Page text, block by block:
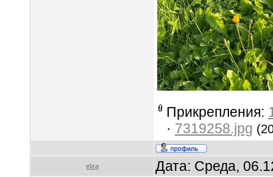
Прикрепления:
· 7319258.jpg
elza Дата: Среда,